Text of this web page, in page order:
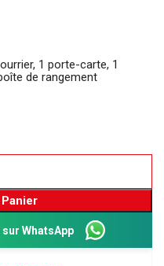
1 porte-carte, 1
de rangement
WhatsApp